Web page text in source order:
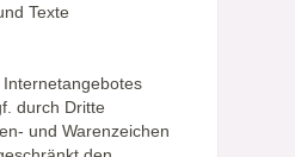
Texte
durch Dritte
und Warenzeichen